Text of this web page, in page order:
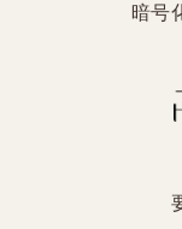
暗号